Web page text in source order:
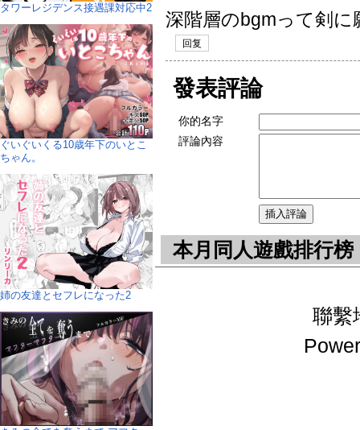
深階層のbgmって剣
回复
發表評論
你的名字
評論內容
本月同人遊戲排行榜
聯繫
タワーレジデンス接遇課対応中2
ぐいぐいくる10歳年下のいとこ
ちゃん。
姉の友達とセフレになった2